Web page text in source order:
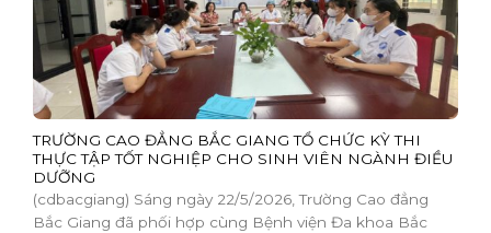
TRƯỜNG CAO ĐẲNG BẮC GIANG TỔ CHỨC KỲ THI
THỰC TẬP TỐT NGHIỆP CHO SINH VIÊN NGÀNH ĐIỀU
DƯỠNG
(cdbacgiang) Sáng ngày 22/5/2026, Trường Cao đẳng
Bắc Giang đã phối hợp cùng Bệnh viện Đa khoa Bắc